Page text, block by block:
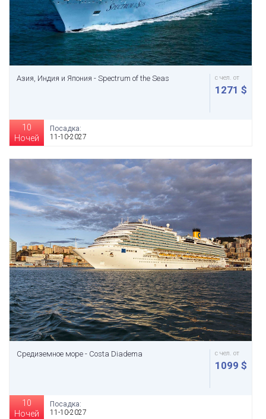
Азия, Индия и Япония - Spectrum of the Seas с чел. от
1271 $
10
Ночей
Посадка:
11-10-2027
Средиземное море - Costa Diadema с чел. от
1099 $
10
Ночей
Посадка:
11-10-2027